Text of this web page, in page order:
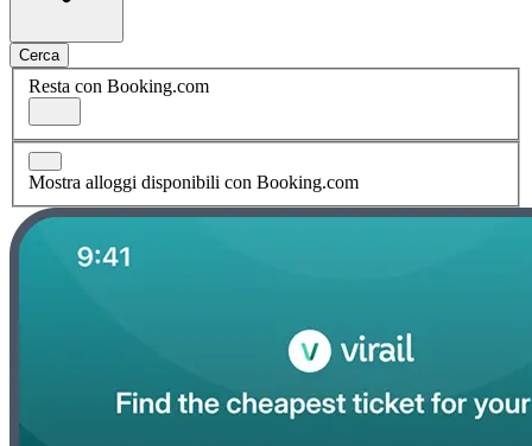
Cerca
Resta con Booking.com
Mostra alloggi disponibili con Booking.com